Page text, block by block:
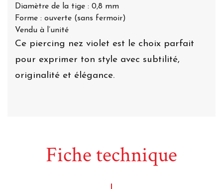
Diamètre de la tige : 0,8 mm
Forme : ouverte (sans fermoir)
Vendu à l’unité
Ce piercing nez violet est le choix parfait
pour exprimer ton style avec subtilité,
originalité et élégance.
Fiche technique